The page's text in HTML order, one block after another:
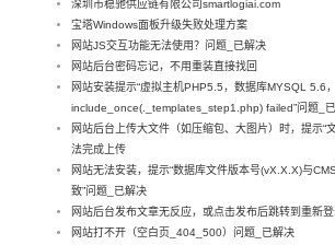
深圳市稳驰供应链有限公司smartlogiai.com
宝塔Windows面板升级失败处理方案
网站JS交互功能无法使用？问题_已解决
网站后台密码忘记，不用重装直接找回
网站安装提示“虚拟主机PHP5.5，数据库MYSQL 5.6，
include_once(._templates_step1.php) failed”问题_
网站后台上传大文件（如压缩包、大图片）时，提示“
法完成上传
网站无法安装，提示“数据库文件版本号(vX.X.X)与
致”问题_已解决
网站后台发布文章无反应，或点击发布后跳转到重新
网站打不开（空白页_404_500）问题_已解决